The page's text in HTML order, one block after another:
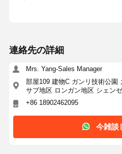
連絡先の詳細
Mrs. Yang-Sales Manager
部屋109 建物C ガンリ技術公園
サブ地区 ロンガン地区 シェン
+86 18902462095
今雑談